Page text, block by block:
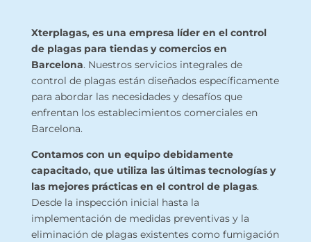
Xterplagas, es una empresa líder en el control
de plagas para tiendas y comercios en
Barcelona. Nuestros servicios integrales de
control de plagas están diseñados específicamente
para abordar las necesidades y desafíos que
enfrentan los establecimientos comerciales en
Barcelona.
Contamos con un equipo debidamente
capacitado, que utiliza las últimas tecnologías y
las mejores prácticas en el control de plagas.
Desde la inspección inicial hasta la
implementación de medidas preventivas y la
eliminación de plagas existentes como fumigación